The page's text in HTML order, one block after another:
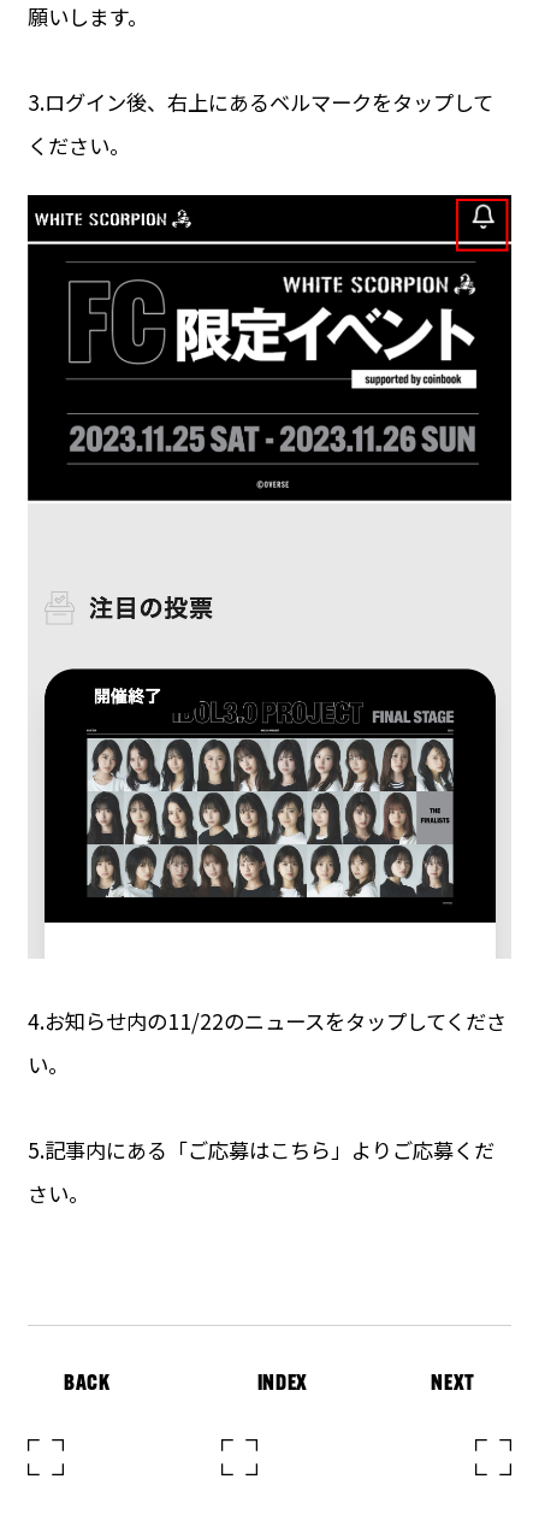
願いします。
3.ログイン後、右上にあるベルマークをタップして
ください。
4.お知らせ内の11/22のニュースをタップしてくださ
い。
5.記事内にある「ご応募はこちら」よりご応募くだ
さい。
BACK INDEX NEXT